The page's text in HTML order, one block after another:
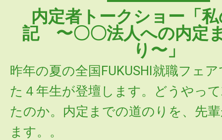
内定者トークショー「
記 〜〇〇法人への内定
り〜」
昨年の夏の全国FUKUSHI就職フェ
た４年生が登壇します。どうやっ
たのか。内定までの道のりを、先
ます。。